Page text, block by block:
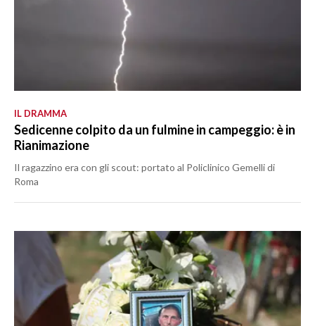
IL DRAMMA
Sedicenne colpito da un fulmine in campeggio: è in
Rianimazione
Il ragazzino era con gli scout: portato al Policlinico Gemelli di
Roma